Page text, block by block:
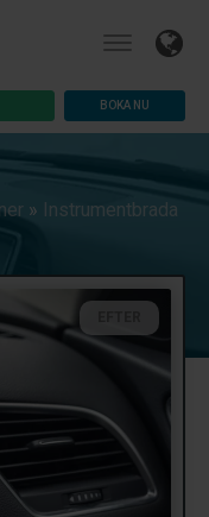
BOKA NU
» Instrumentbrada